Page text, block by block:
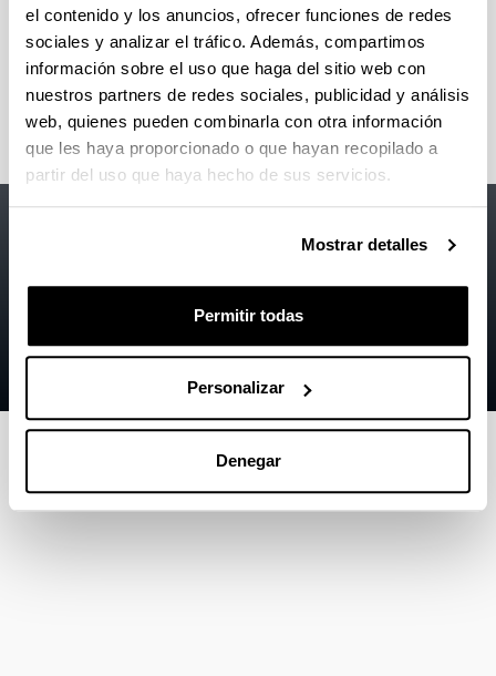
el contenido y los anuncios, ofrecer funciones de redes
sociales y analizar el tráfico. Además, compartimos
información sobre el uso que haga del sitio web con
nuestros partners de redes sociales, publicidad y análisis
web, quienes pueden combinarla con otra información
que les haya proporcionado o que hayan recopilado a
partir del uso que haya hecho de sus servicios.
Mostrar detalles
Permitir todas
Personalizar
Denegar
Departamento de
Ciencia Política y de la
Administración
Menú
Accesibilidad
Mapa
EHU